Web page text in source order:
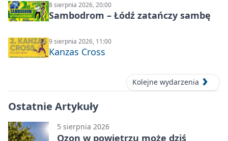
8 sierpnia 2026, 20:00
Sambodrom – Łódź zatańczy sambę
9 sierpnia 2026, 11:00
Kanzas Cross
Kolejne wydarzenia
Ostatnie Artykuły
5 sierpnia 2026
Ozon w powietrzu może dziś